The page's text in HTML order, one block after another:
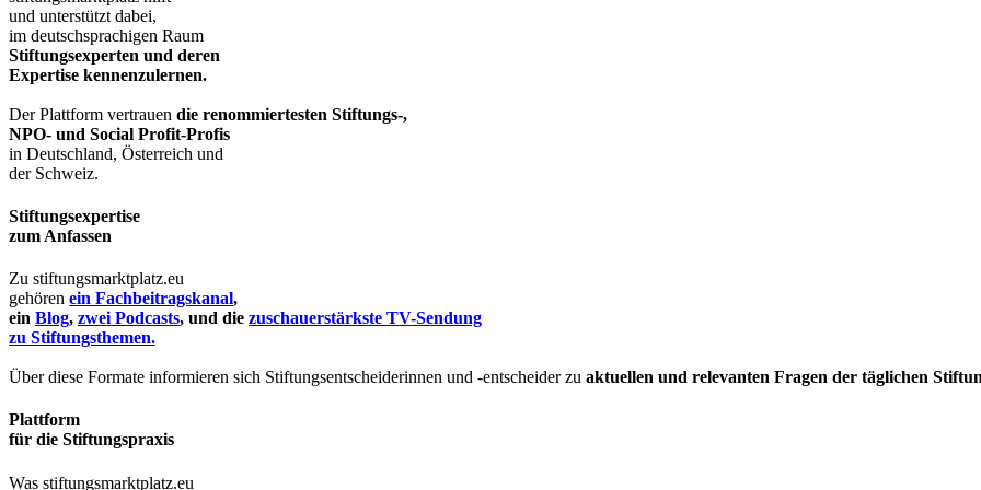
und unterstützt dabei,
im deutschsprachigen Raum
Stiftungsexperten und deren
Expertise kennenzulernen.
Der Plattform vertrauen die renommiertesten Stiftungs-,
NPO- und Social Profit-Profis
in Deutschland, Österreich und
der Schweiz.
Stiftungsexpertise
zum Anfassen
Zu stiftungsmarktplatz.eu
gehören ein Fachbeitragskanal,
ein Blog, zwei Podcasts, und die zuschauerstärkste TV-Sendung
zu Stiftungsthemen.
Über diese Formate informieren sich Stiftungsentscheiderinnen und -entscheider zu aktuellen und relevanten Fragen der täglichen
Plattform
für die Stiftungspraxis
Was stiftungsmarktplatz.eu